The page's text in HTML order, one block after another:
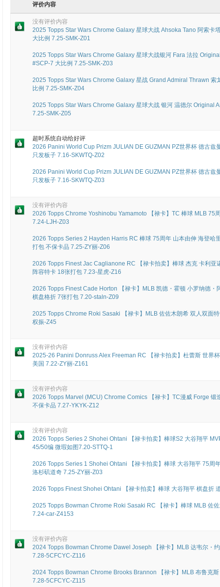
评价内容
没有评价内容
2025 Topps Star Wars Chrome Galaxy 星球大战 Ahsoka Tano 阿索卡
大比例 7.25-SMK-Z01
2025 Topps Star Wars Chrome Galaxy 星球大战银河 Fara 法拉
#SCP-7 大比例 7.25-SMK-Z03
2025 Topps Star Wars Chrome Galaxy 星战 Grand Admiral Thrawn 索
比例 7.25-SMK-Z04
2025 Topps Star Wars Chrome Galaxy 星球大战 银河 温德尔 Original
7.25-SMK-Z05
超时系统自动给好评
2026 Panini World Cup Prizm JULIAN DE GUZMAN PZ世界杯 德古兹
只发板子 7.16-SKWTQ-Z02
2026 Panini World Cup Prizm JULIAN DE GUZMAN PZ世界杯 德古兹
只发板子 7.16-SKWTQ-Z03
没有评价内容
2026 Topps Chrome Yoshinobu Yamamoto 【禄卡】TC 棒球 MLB 75
7.24-LJH-Z03
2026 Topps Series 2 Hayden Harris RC 棒球 75周年 山本由伸 海登哈
打包 不保卡品 7.25-ZY丽-Z06
2026 Topps Finest Jac Caglianone RC 【禄卡拍卖】棒球 杰克 卡利亚
阵容特卡 18张打包 7.23-星虎-Z16
2026 Topps Finest Cade Horton 【禄卡】MLB 凯德・霍顿 小罗纳德・
棋盘格折 7张打包 7.20-staln-Z09
2025 Topps Chrome Roki Sasaki 【禄卡】MLB 佐佐木朗希 双人双面
权振-Z45
没有评价内容
2025-26 Panini Donruss Alex Freeman RC 【禄卡拍卖】杜蕾斯 世界
美国 7.22-ZY丽-Z161
没有评价内容
2026 Topps Marvel (MCU) Chrome Comics 【禄卡】TC漫威 Forge 锻
不保卡品 7.27-YKYK-Z12
没有评价内容
2026 Topps Series 2 Shohei Ohtani 【禄卡拍卖】棒球S2 大谷翔平
45/50编 微瑕如图7.20-STTQ-1
2026 Topps Series 1 Shohei Ohtani 【禄卡拍卖】棒球 大谷翔平 75周
洛杉矶道奇 7.25-ZY丽-Z03
2026 Topps Finest Shohei Ohtani 【禄卡拍卖】棒球 大谷翔平 棋盘折
2025 Topps Bowman Chrome Roki Sasaki RC 【禄卡】棒球 MLB 佐
7.24-car-Z4153
没有评价内容
2024 Topps Bowman Chrome Dawel Joseph 【禄卡】MLB 达韦尔・
7.28-5CFCYC-Z116
2024 Topps Bowman Chrome Brooks Brannon 【禄卡】MLB 布鲁克
7.28-5CFCYC-Z115